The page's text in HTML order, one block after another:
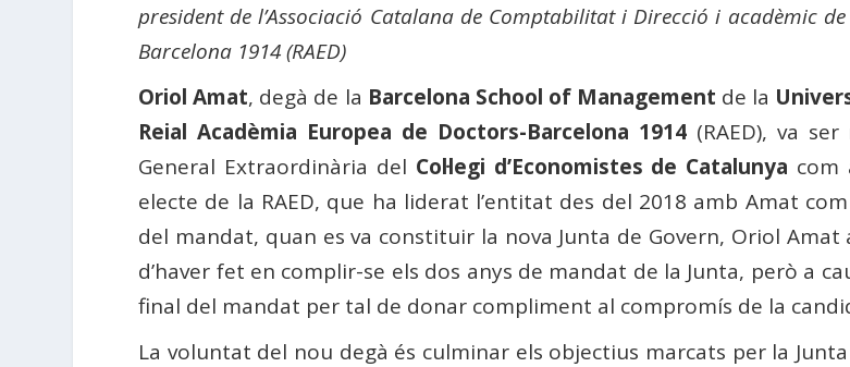
president de l’Associació Catalana de Comptabilitat i Direcció i acadèmic
Barcelona 1914 (RAED)
Oriol Amat, degà de la Barcelona School of Management de la
Reial Acadèmia Europea de Doctors-Barcelona 1914(RAED), va
General Extraordinària del Col·legi d’Economistes de Catalunya com
electe de la RAED, que ha liderat l’entitat des del 2018 amb Amat
del mandat, quan es va constituir la nova Junta de Govern, Oriol Amat
d’haver fet en complir-se els dos anys de mandat de la Junta, però a
final del mandat per tal de donar compliment al compromís de la
La voluntat del nou degà és culminar els objectius marcats per la